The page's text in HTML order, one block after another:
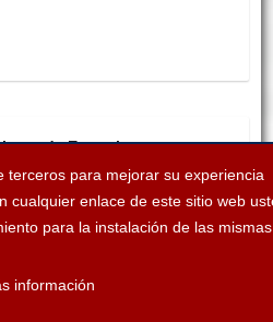
terceros para mejorar su experiencia
cualquier enlace de este sitio web
para la instalación de las mismas
información
de Etxauri
31174 Etxauri (NAVARRA)
948 32 93 10